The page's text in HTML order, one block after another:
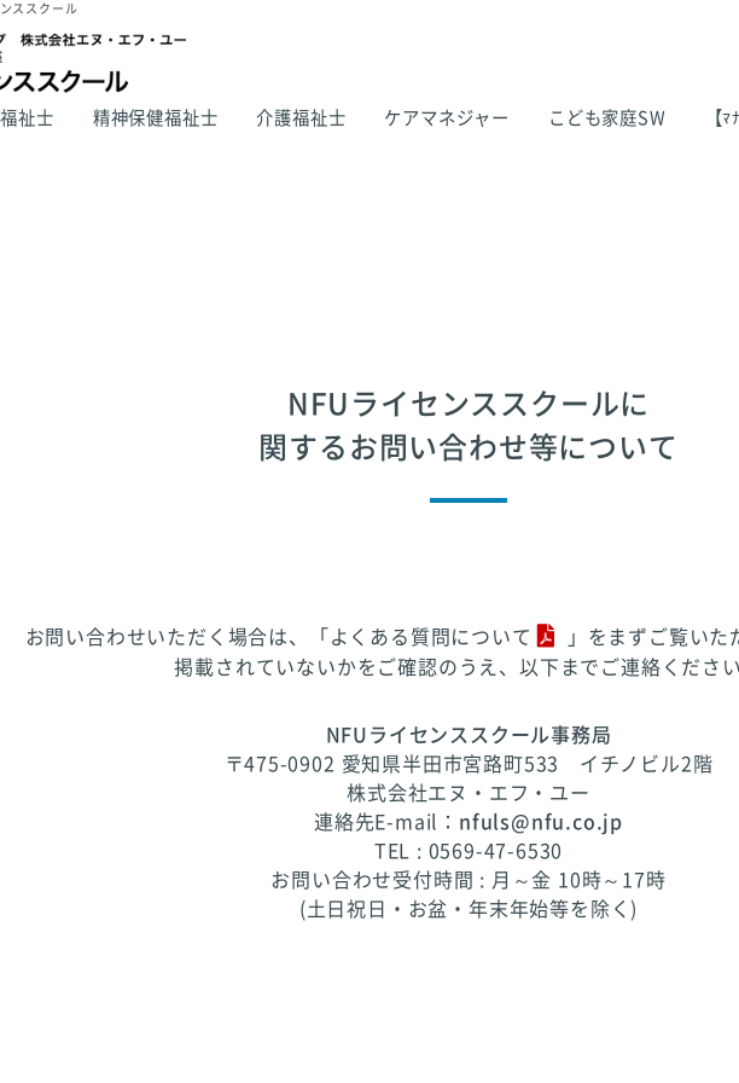
ススクール
祉士 精神保健福祉士 介護福祉士 ケアマネジャー こども家庭SW 【
NFUライセンススクールに
関するお問い合わせ等について
お問い合わせいただく場合は、「 よくある質問について
」をまずご覧いた
掲載されていないかをご確認のうえ、以下までご連絡ください
NFUライセンススクール事務局
〒475-0902 愛知県半田市宮路町533 イチノビル2階
株式会社エヌ・エフ・ユー
連絡先E-mail： nfuls@nfu.co.jp
TEL : 0569-47-6530
お問い合わせ受付時間 : 月～金 10時～17時
(土日祝日・お盆・年末年始等を除く)